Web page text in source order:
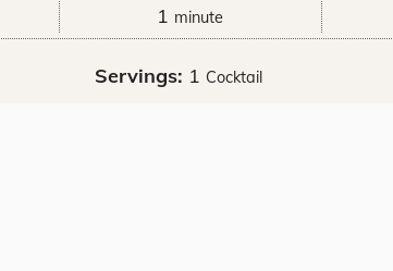
1 minute
Servings: 1 Cocktail